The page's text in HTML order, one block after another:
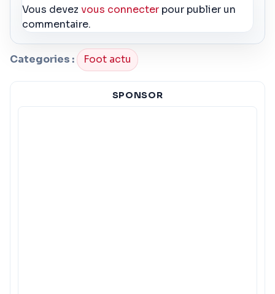
Vous devezvous connecter pour publier un
commentaire.
Categories : Foot actu
SPONSOR